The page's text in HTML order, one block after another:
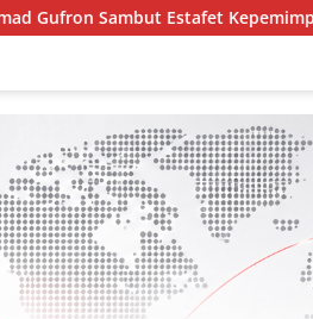
Kepemimpinan LPAI: Harap